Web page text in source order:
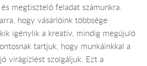
megtisztelő feladat számunkra.
hogy vásárlóink többsége
igénylik a kreatív, mindig megújuló
tartjuk, hogy munkáinkkal a
virágízlést szolgáljuk. Ezt a